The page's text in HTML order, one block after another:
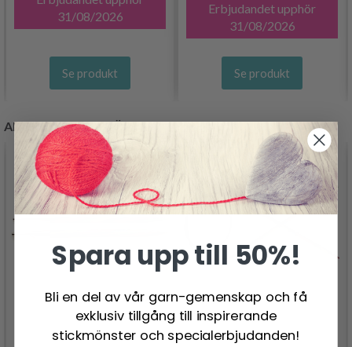
31/08/2026
Se produkt
Erbjudandet upphör
31/08/2026
Se produkt
ANDRA KUNDER KÖPTE
Spara upp till 50%!
Bli en del av vår garn-gemenskap och få
exklusiv tillgång till inspirerande
stickmönster och specialerbjudanden!